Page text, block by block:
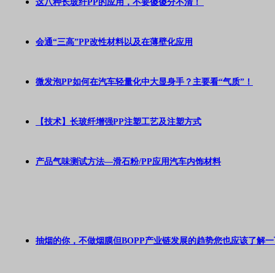
这八种长玻纤PP的应用，不要傻傻分不清！
会通“三高”PP改性材料以及在薄壁化应用
微发泡PP如何在汽车轻量化中大显身手？主要看“气质”！
【技术】长玻纤增强PP注塑工艺及注塑方式
产品气味测试方法—滑石粉/PP应用汽车内饰材料
抽烟的你，不做烟膜但BOPP产业链发展的趋势您也应该了解